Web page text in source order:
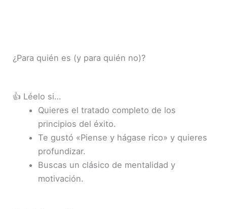
¿Para quién es (y para quién no)?
👍 Léelo si…
Quieres el tratado completo de los
principios del éxito.
Te gustó «Piense y hágase rico» y quieres
profundizar.
Buscas un clásico de mentalidad y
motivación.